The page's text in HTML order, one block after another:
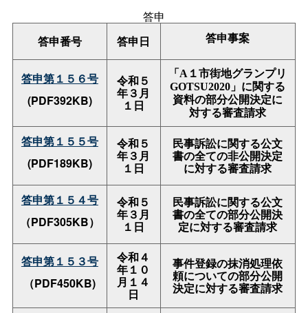
答申
答申番号
答申日 答申事案
答申第１５６号
(PDF392KB)
令和５
年３月
１日
「 A １市街地グランプリ
GOTSU2020 」に関する
資料の部分公開決定に
対する審査請求
答申第１５５号
(PDF189KB)
令和５
年３月
１日
民事訴訟に関する公文
書の全ての非公開決定
に対する審査請求
答申第１５４号
（PDF305KB）
令和５
年３月
１日
民事訴訟に関する公文
書の全ての部分公開決
定に対する審査請求
答申第１５３号
（PDF450KB)
令和４
年１０
月１４
日
事件登録の抹消処理依
頼についての部分公開
決定に対する審査請求